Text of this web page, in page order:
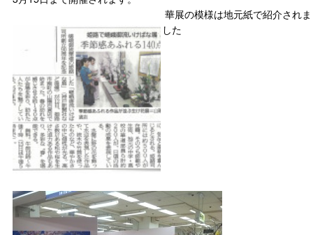
華展の模様は地元紙で紹介されま
した